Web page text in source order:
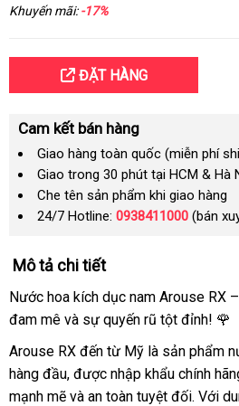
Khuyến mãi:-17%
ĐẶT HÀNG
Cam kết bán hàng
Giao hàng toàn quốc (miễn phí
Giao trong 30 phút tại HCM & Hà
Che tên sản phẩm khi giao hàng
24/7 Hotline: 0938411000 (bán
Mô tả chi tiết
Nước hoa kích dục nam Arouse RX
đam mê và sự quyến rũ tột đỉnh! 🌹
Arouse RX đến từ Mỹ là sản phẩm
hàng đầu, được nhập khẩu chính
mạnh mẽ và an toàn tuyệt đối. Với